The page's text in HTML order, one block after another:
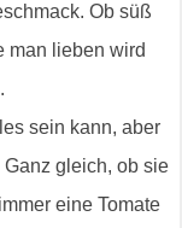
Ob süß
man lieben wird
sein kann, aber
gleich, ob sie
eine Tomate